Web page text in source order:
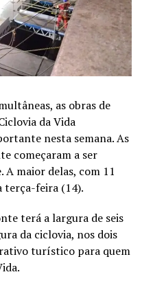
as obras de
da Vida
nesta semana. As
começaram a ser
A maior delas, com 11
terça-feira (14).
terá a largura de seis
da ciclovia, nos dois
turístico para quem